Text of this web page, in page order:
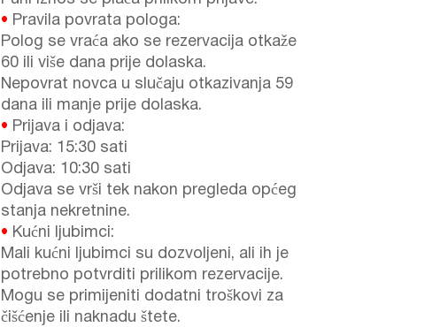
• Pravila povrata pologa:
Polog se vraća ako se rezervacija otkaže
60 ili više dana prije dolaska.
Nepovrat novca u slučaju otkazivanja 59
dana ili manje prije dolaska.
• Prijava i odjava:
Prijava: 15:30 sati
Odjava: 10:30 sati
Odjava se vrši tek nakon pregleda općeg
stanja nekretnine.
• Kućni ljubimci:
Mali kućni ljubimci su dozvoljeni, ali ih je
potrebno potvrditi prilikom rezervacije.
Mogu se primijeniti dodatni troškovi za
čišćenje ili naknadu štete.